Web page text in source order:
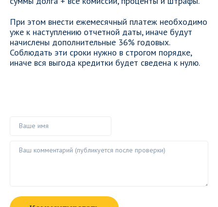
При этом внести ежемесячный платеж необходимо
уже к наступлению отчетной даты, иначе будут
начислены дополнительные 36% годовых.
Соблюдать эти сроки нужно в строгом порядке,
иначе вся выгода кредитки будет сведена к нулю.